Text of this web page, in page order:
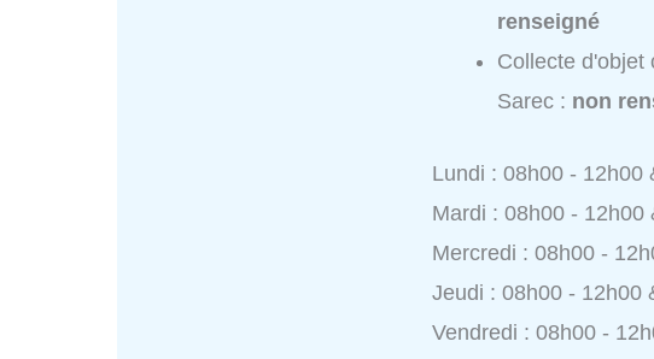
renseigné
Collecte d'objet
Sarec : non
Lundi : 08h00 - 12h00
Mardi : 08h00 - 12h00
Mercredi : 08h00 -
Jeudi : 08h00 - 12h00
Vendredi : 08h00 -